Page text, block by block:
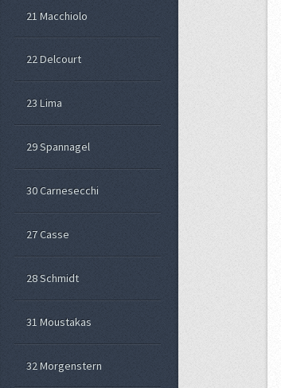
21 Macchiolo
22 Delcourt
23 Lima
29 Spannagel
30 Carnesecchi
27 Casse
28 Schmidt
31 Moustakas
32 Morgenstern